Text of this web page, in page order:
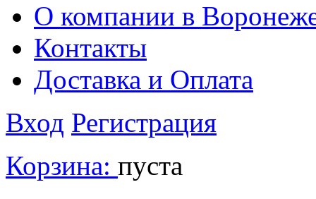
О компании в
Контакты
Доставка и Оплата
Вход Регистрация
Корзина: пуста